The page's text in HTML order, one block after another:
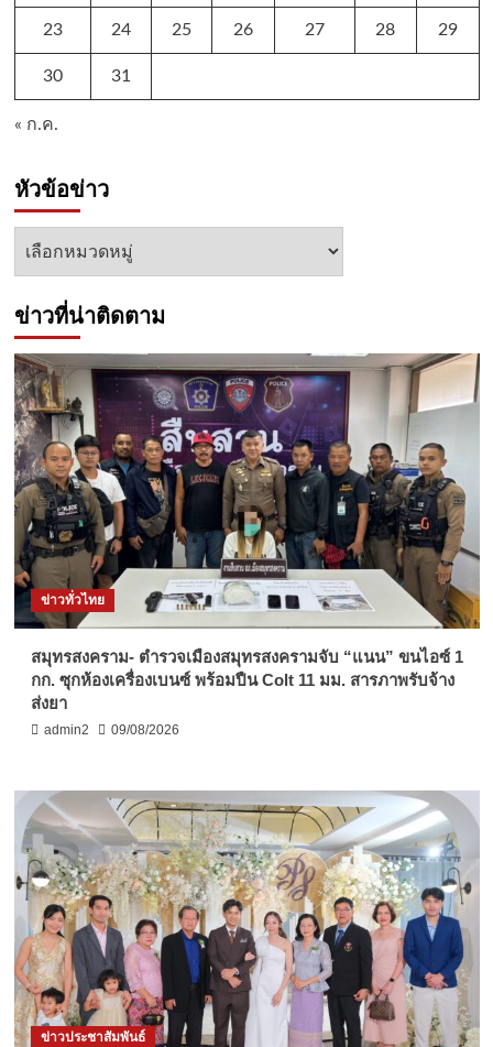
23 24 25 26 27 28 29
30 31
« ก.ค.
หัวข้อข่าว
หัวข้อ
ข่าวที่น่าติดตาม
ข่าวทั่วไทย
สมุทรสงคราม- ตำรวจเมืองสมุทรสงครามจับ “แนน” ขนไอซ์ 1
กก. ซุกห้องเครื่องเบนซ์ พร้อมปืน Colt 11 มม. สารภาพรับจ้าง
ส่งยา
admin2 09/08/2026
ข่าวประชาสัมพันธ์